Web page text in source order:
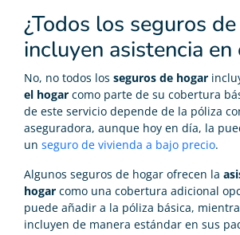
¿Todos los seguros
incluyen asistencia en
No, no todos los seguros de hogar
el hogar como parte de su cobertura
de este servicio depende de la póliza
aseguradora, aunque hoy en día, la
un seguro de vivienda a bajo precio.
Algunos seguros de hogar ofrecen la
hogar como una cobertura adicional
puede añadir a la póliza básica,
incluyen de manera estándar en sus